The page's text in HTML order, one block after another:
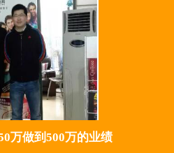
万做到500万的业绩